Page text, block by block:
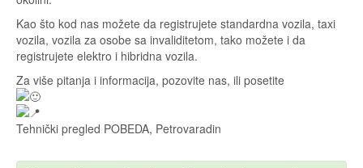
Kao što kod nas možete da registrujete standardna vozila, taxi
vozila, vozila za osobe sa invaliditetom, tako možete i da
registrujete elektro i hibridna vozila.
Za više pitanja i informacija, pozovite nas, ili posetite
Tehnički pregled POBEDA, Petrovaradin